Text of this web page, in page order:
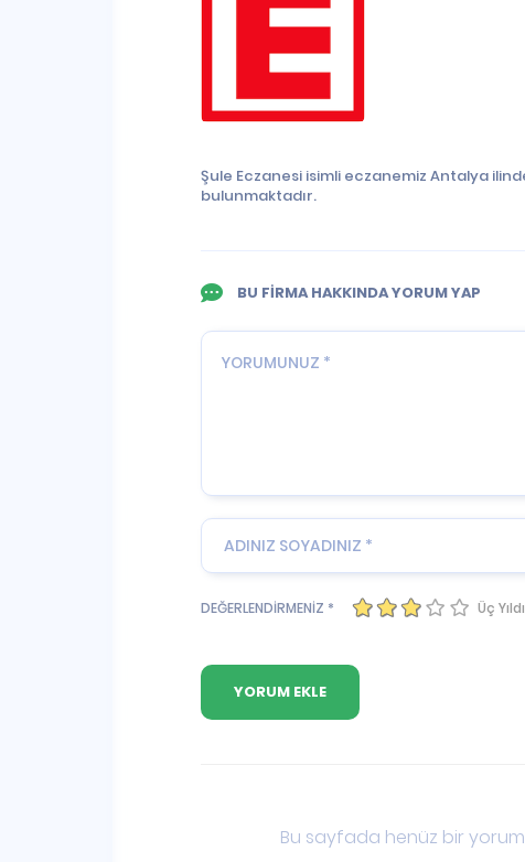
Şule Eczanesi isimli eczanemiz Antalya
bulunmaktadır.
BU FİRMA HAKKINDA YORUM YAP
DEĞERLENDİRMENİZ * Üç
Bu sayfada henüz bir